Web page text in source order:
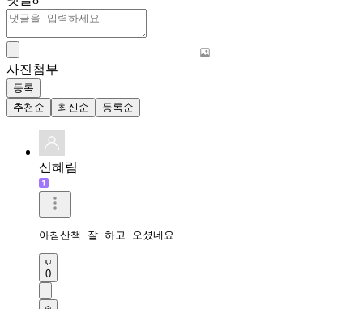
사진첨부
등록
추천순
최신순 등록순
신혜림
아침산책 잘 하고 오셨네요
0